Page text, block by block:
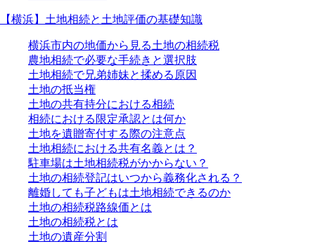
【横浜】土地相続と土地評価の基礎知識
横浜市内の地価から見る土地の相続税
農地相続で必要な手続きと選択肢
土地相続で兄弟姉妹と揉める原因
土地の抵当権
土地の共有持分における相続
相続における限定承認とは何か
土地を遺贈寄付する際の注意点
土地相続における共有名義とは？
駐車場は土地相続税がかからない？
土地の相続登記はいつから義務化される？
離婚しても子どもは土地相続できるのか
土地の相続税路線価とは
土地の相続税とは
土地の遺産分割